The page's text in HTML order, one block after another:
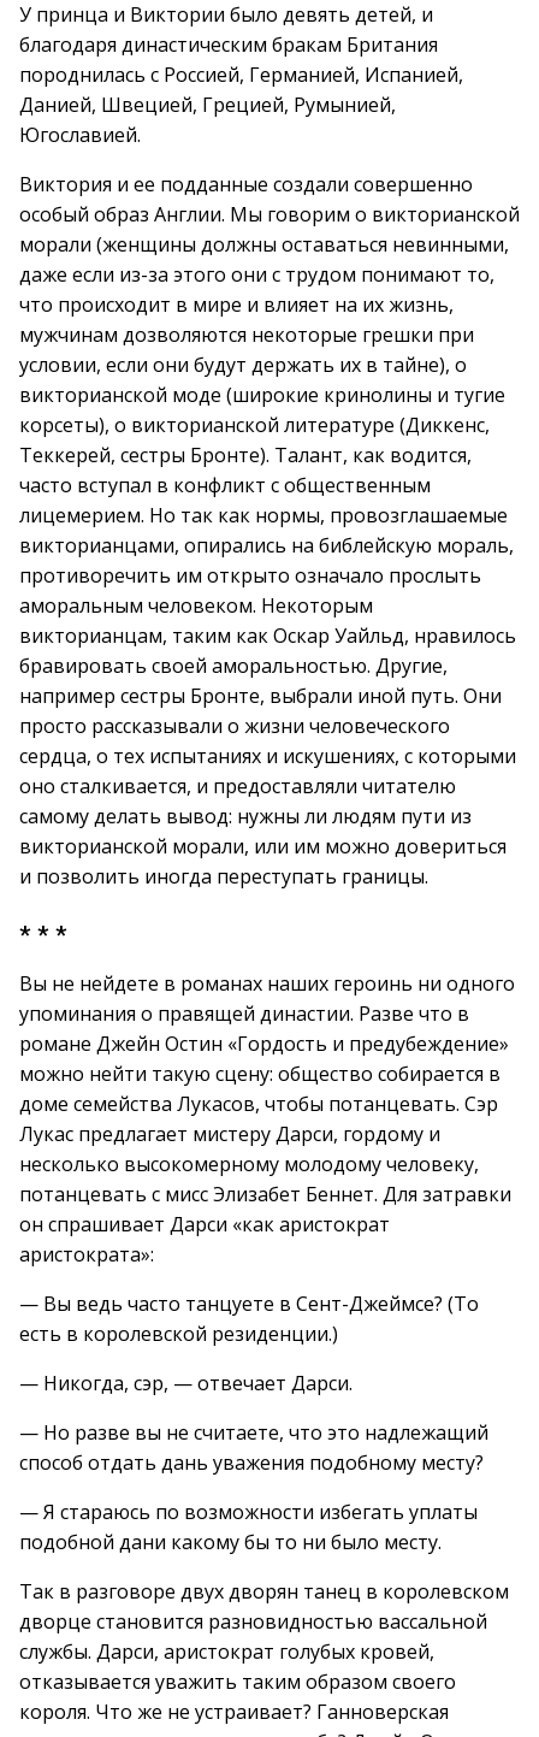
У принца и Виктории было девять детей, и
благодаря династическим бракам Британия
породнилась с Россией, Германией, Испанией,
Данией, Швецией, Грецией, Румынией,
Югославией.
Виктория и ее подданные создали совершенно
особый образ Англии. Мы говорим о викторианской
морали (женщины должны оставаться невинными,
даже если из-за этого они с трудом понимают то,
что происходит в мире и влияет на их жизнь,
мужчинам дозволяются некоторые грешки при
условии, если они будут держать их в тайне), о
викторианской моде (широкие кринолины и тугие
корсеты), о викторианской литературе (Диккенс,
Теккерей, сестры Бронте). Талант, как водится,
часто вступал в конфликт с общественным
лицемерием. Но так как нормы, провозглашаемые
викторианцами, опирались на библейскую мораль,
противоречить им открыто означало прослыть
аморальным человеком. Некоторым
викторианцам, таким как Оскар Уайльд, нравилось
бравировать своей аморальностью. Другие,
например сестры Бронте, выбрали иной путь. Они
просто рассказывали о жизни человеческого
сердца, о тех испытаниях и искушениях, с которыми
оно сталкивается, и предоставляли читателю
самому делать вывод: нужны ли людям пути из
викторианской морали, или им можно довериться
и позволить иногда переступать границы.
* * *
Вы не нейдете в романах наших героинь ни одного
упоминания о правящей династии. Разве что в
романе Джейн Остин «Гордость и предубеждение»
можно нейти такую сцену: общество собирается в
доме семейства Лукасов, чтобы потанцевать. Сэр
Лукас предлагает мистеру Дарси, гордому и
несколько высокомерному молодому человеку,
потанцевать с мисс Элизабет Беннет. Для затравки
он спрашивает Дарси «как аристократ
аристократа»:
— Вы ведь часто танцуете в Сент-Джеймсе? (То
есть в королевской резиденции.)
— Никогда, сэр, — отвечает Дарси.
— Но разве вы не считаете, что это надлежащий
способ отдать дань уважения подобному месту?
— Я стараюсь по возможности избегать уплаты
подобной дани какому бы то ни было месту.
Так в разговоре двух дворян танец в королевском
дворце становится разновидностью вассальной
службы. Дарси, аристократ голубых кровей,
отказывается уважить таким образом своего
короля. Что же не устраивает? Ганноверская